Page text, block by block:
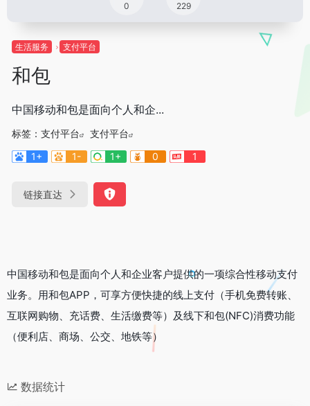
0 229
生活服务 支付平台
和包
中国移动和包是面向个人和企...
标签： 支付平台
支付平台
1+
1- 1+ 0 1
链接直达
中国移动和包是面向个人和企业客户提供的一项综合性移动支付
业务。用和包APP，可享方便快捷的线上支付（手机免费转账、
互联网购物、充话费、生活缴费等）及线下和包(NFC)消费功能
（便利店、商场、公交、地铁等）
数据统计